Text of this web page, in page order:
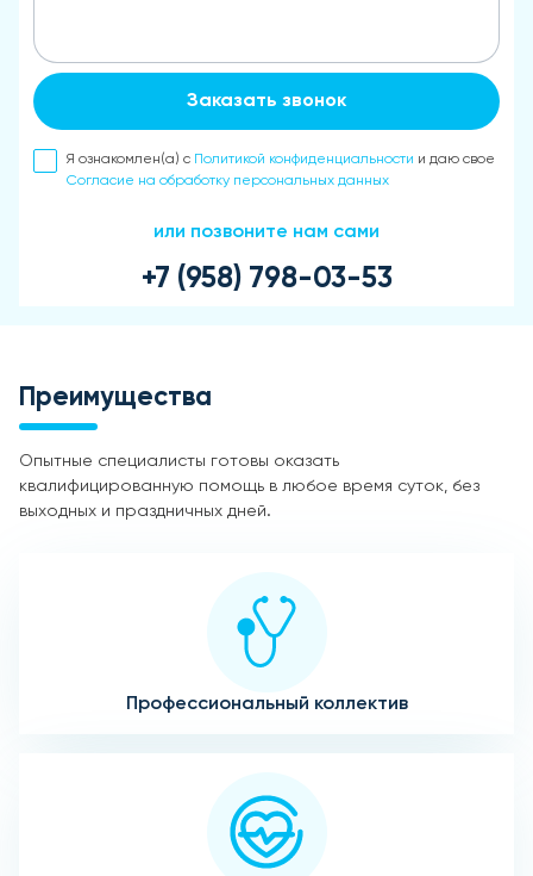
Заказать звонок
Я ознакомлен(а) с Политикой конфиденциальности и даю свое
Согласие на обработку персональных данных
или позвоните нам сами
+7 (958) 798-03-53
Преимущества
Опытные специалисты готовы оказать
квалифицированную помощь в любое время суток, без
выходных и праздничных дней.
Профессиональный коллектив